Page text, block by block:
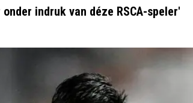
indruk van déze RSCA-speler'